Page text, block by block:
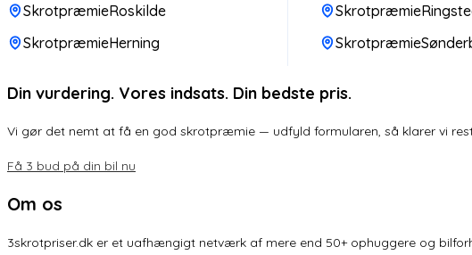
SkrotpræmieRoskilde
SkrotpræmieHerning
Din vurdering. Vores indsats. Din bedste pris.
Vi gør det nemt at få en god skrotpræmie — udfyld formularen, så klarer vi
Få 3 bud på din bil nu
Om os
3skrotpriser.dk er et uafhængigt netværk af mere end 50+ ophuggere og